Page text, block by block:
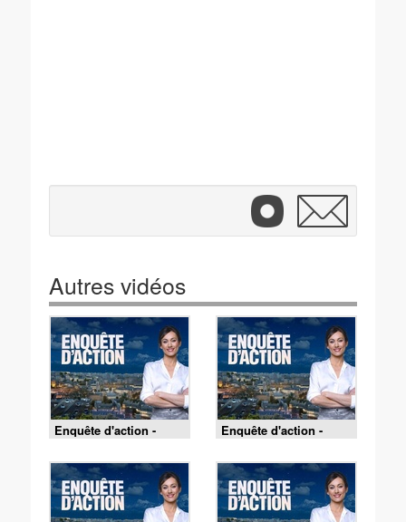
Autres vidéos
Enquête d'action -
Argent, trafic,
débrouille : les secrets
des camps roms
Enquête d'action -
Alerte sur les plages :
les CRS en première
ligne